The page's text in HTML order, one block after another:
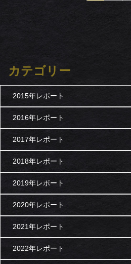
カテゴリー
2015年レポート
2016年レポート
2017年レポート
2018年レポート
2019年レポート
2020年レポート
2021年レポート
2022年レポート